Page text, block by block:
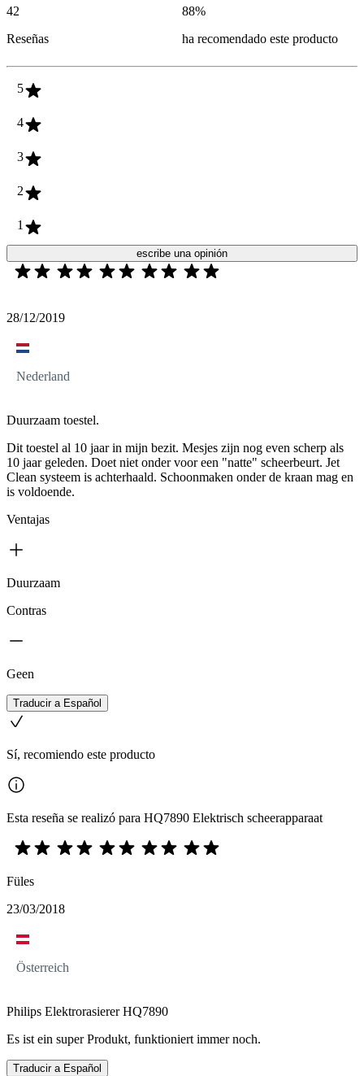
42
Reseñas
88%
ha recomendado este producto
5
4
3
2
1
escribe una opinión
28/12/2019
Nederland
Duurzaam toestel.
Dit toestel al 10 jaar in mijn bezit. Mesjes zijn nog even scherp als
10 jaar geleden. Doet niet onder voor een "natte" scheerbeurt. Jet
Clean systeem is achterhaald. Schoonmaken onder de kraan mag en
is voldoende.
Ventajas
Duurzaam
Contras
Geen
Traducir a Español
Sí, recomiendo este producto
Esta reseña se realizó para HQ7890 Elektrisch scheerapparaat
Füles
23/03/2018
Österreich
Philips Elektrorasierer HQ7890
Es ist ein super Produkt, funktioniert immer noch.
Traducir a Español